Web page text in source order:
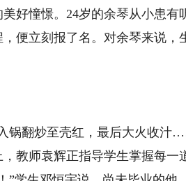
好憧憬。24岁的余琴从小患有
便立刻报了名。对余琴来说，
翻炒至壳红，最后大火收汁
教师袁辉正指导学生掌握每一